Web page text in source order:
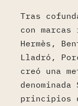
Tras
con
Hermès,
Lladró,
creó una
principios